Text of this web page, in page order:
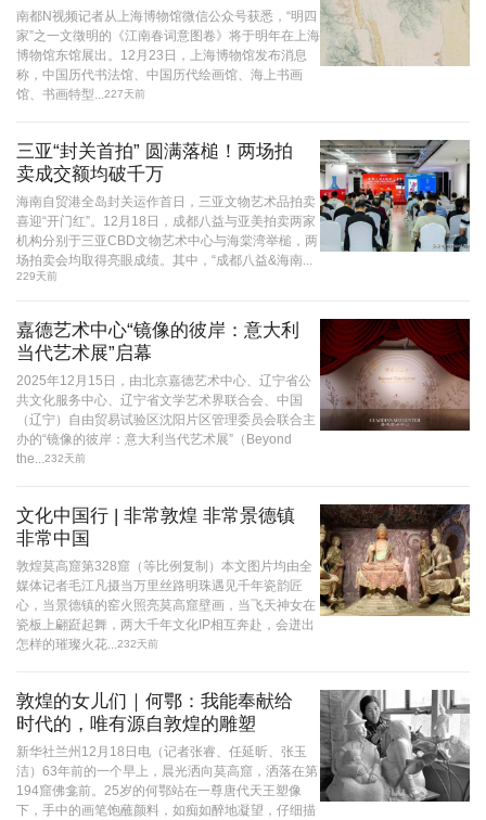
南都N视频记者从上海博物馆微信公众号获悉，“明四
家”之一文徵明的《江南春词意图卷》将于明年在上海
博物馆东馆展出。12月23日，上海博物馆发布消息
称，中国历代书法馆、中国历代绘画馆、海上书画
馆、书画特型...
227天前
三亚“封关首拍” 圆满落槌！两场拍
卖成交额均破千万
海南自贸港全岛封关运作首日，三亚文物艺术品拍卖
喜迎“开门红”。12月18日，成都八益与亚美拍卖两家
机构分别于三亚CBD文物艺术中心与海棠湾举槌，两
场拍卖会均取得亮眼成绩。其中，“成都八益&海南...
229天前
嘉德艺术中心“镜像的彼岸：意大利
当代艺术展”启幕
2025年12月15日，由北京嘉德艺术中心、辽宁省公
共文化服务中心、辽宁省文学艺术界联合会、中国
（辽宁）自由贸易试验区沈阳片区管理委员会联合主
办的“镜像的彼岸：意大利当代艺术展”（Beyond
the...
232天前
文化中国行 | 非常敦煌 非常景德镇
非常中国
敦煌莫高窟第328窟（等比例复制）本文图片均由全
媒体记者毛江凡摄当万里丝路明珠遇见千年瓷韵匠
心，当景德镇的窑火照亮莫高窟壁画，当飞天神女在
瓷板上翩跹起舞，两大千年文化IP相互奔赴，会迸出
怎样的璀璨火花...
232天前
敦煌的女儿们｜何鄂：我能奉献给
时代的，唯有源自敦煌的雕塑
新华社兰州12月18日电（记者张睿、任延昕、张玉
洁）63年前的一个早上，晨光洒向莫高窟，洒落在第
194窟佛龛前。25岁的何鄂站在一尊唐代天王塑像
下，手中的画笔饱蘸颜料，如痴如醉地凝望，仔细描